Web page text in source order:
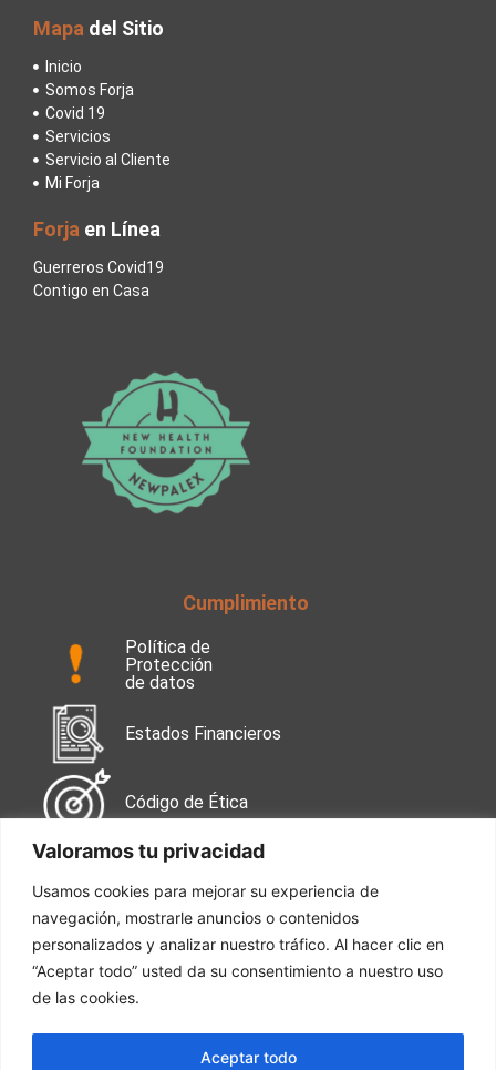
Valoramos tu privacidad
Usamos cookies para mejorar su experiencia de
navegación, mostrarle anuncios o contenidos
personalizados y analizar nuestro tráfico. Al hacer clic en
“Aceptar todo” usted da su consentimiento a nuestro uso
de las cookies.
Aceptar todo
Mapa del Sitio
Inicio
Somos Forja
Covid 19
Servicios
Servicio al Cliente
Mi Forja
Forja en Línea
Guerreros Covid19
Contigo en Casa
Cumplimiento
Política de
Protección
de datos
Estados Financieros
Código de Ética
Calle 99 No. 49-38
Oficina 502
Tel: 601 744 7050